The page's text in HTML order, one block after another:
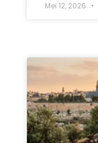
Mei 12, 2026